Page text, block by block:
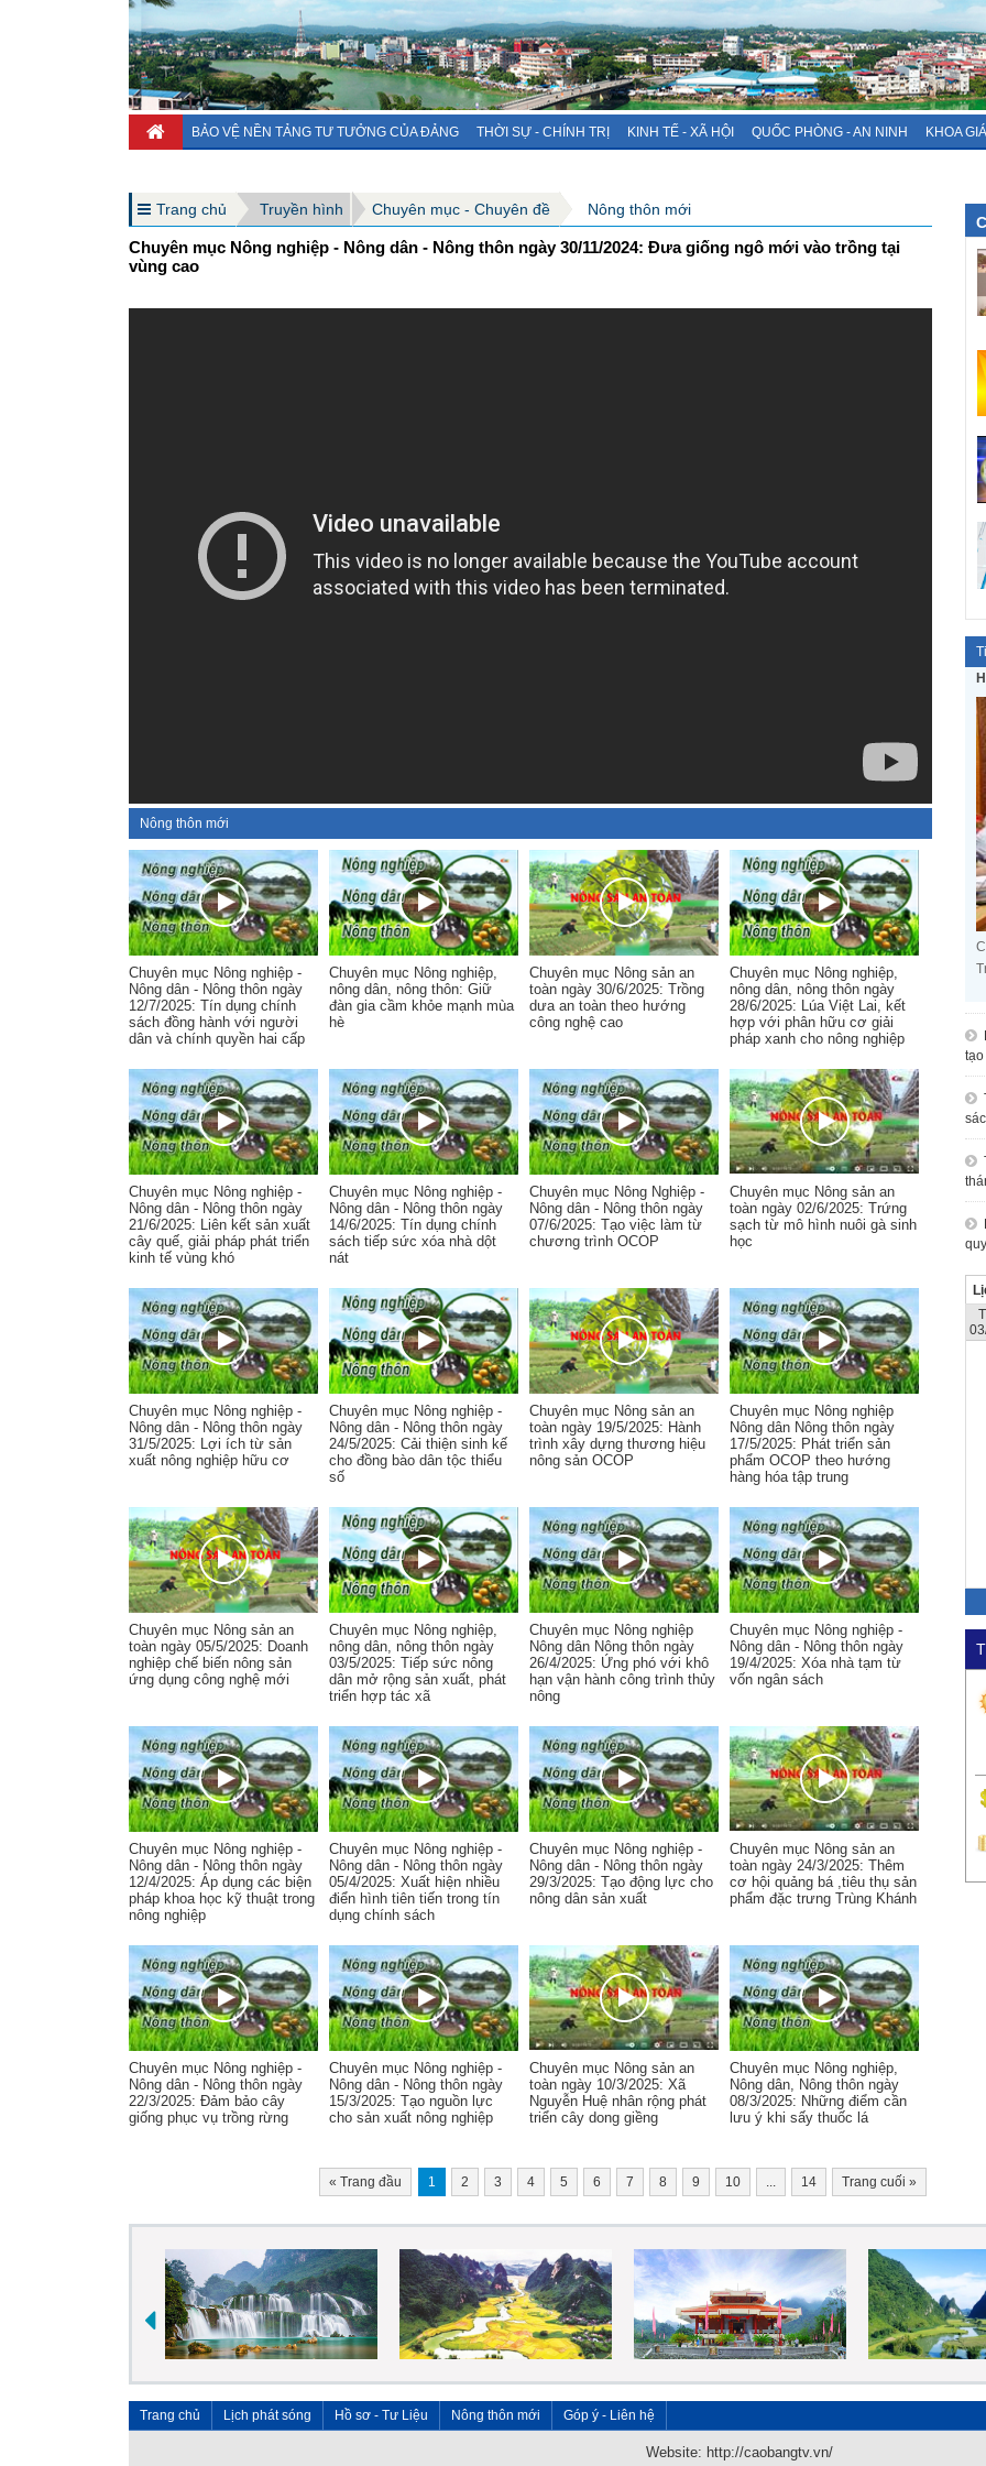
BẢO VỆ NỀN TẢNG TƯ TƯỞNG CỦA ĐẢNG THỜI SỰ - CHÍNH TRỊ KINH TẾ - XÃ HỘI QUỐC PHÒNG - AN NINH KHOA
Trang chủ Truyền hình Chuyên mục - Chuyên đề Nông thôn mới
Chuyên mục Nông nghiệp - Nông dân - Nông thôn ngày 30/11/2024: Đưa giống ngô mới vào trồng tại
vùng cao​
Nông thôn mới
Chuyên mục Nông nghiệp -
Nông dân - Nông thôn ngày
12/7/2025: Tín dụng chính
sách đồng hành với người
dân và chính quyền hai cấp
Chuyên mục Nông nghiệp,
nông dân, nông thôn: Giữ
đàn gia cầm khỏe mạnh mùa
hè
Chuyên mục Nông sản an
toàn ngày 30/6/2025: Trồng
dưa an toàn theo hướng
công nghệ cao
Chuyên mục Nông nghiệp,
nông dân, nông thôn ngày
28/6/2025: Lúa Việt Lai, kết
hợp với phân hữu cơ giải
pháp xanh cho nông nghiệp
Chuyên mục Nông nghiệp -
Nông dân - Nông thôn ngày
21/6/2025: Liên kết sản xuất
cây quế, giải pháp phát triển
kinh tế vùng khó
Chuyên mục Nông nghiệp -
Nông dân - Nông thôn ngày
14/6/2025: Tín dụng chính
sách tiếp sức xóa nhà dột
nát
Chuyên mục Nông Nghiệp -
Nông dân - Nông thôn ngày
07/6/2025: Tạo việc làm từ
chương trình OCOP
Chuyên mục Nông sản an
toàn ngày 02/6/2025: Trứng
sạch từ mô hình nuôi gà sinh
học
Chuyên mục Nông nghiệp -
Nông dân - Nông thôn ngày
31/5/2025: Lợi ích từ sản
xuất nông nghiệp hữu cơ
Chuyên mục Nông nghiệp -
Nông dân - Nông thôn ngày
24/5/2025: Cải thiện sinh kế
cho đồng bào dân tộc thiểu
số
Chuyên mục Nông sản an
toàn ngày 19/5/2025: Hành
trình xây dựng thương hiệu
nông sản OCOP
Chuyên mục Nông nghiệp
Nông dân Nông thôn ngày
17/5/2025: Phát triển sản
phẩm OCOP theo hướng
hàng hóa tập trung
Chuyên mục Nông sản an
toàn ngày 05/5/2025: Doanh
nghiệp chế biến nông sản
ứng dụng công nghệ mới
Chuyên mục Nông nghiệp,
nông dân, nông thôn ngày
03/5/2025: Tiếp sức nông
dân mở rộng sản xuất, phát
triển hợp tác xã
Chuyên mục Nông nghiệp
Nông dân Nông thôn ngày
26/4/2025: Ứng phó với khô
hạn vận hành công trình thủy
nông
Chuyên mục Nông nghiệp -
Nông dân - Nông thôn ngày
19/4/2025: Xóa nhà tạm từ
vốn ngân sách
Chuyên mục Nông nghiệp -
Nông dân - Nông thôn ngày
12/4/2025: Áp dụng các biện
pháp khoa học kỹ thuật trong
nông nghiệp
Chuyên mục Nông nghiệp -
Nông dân - Nông thôn ngày
05/4/2025: Xuất hiện nhiều
điển hình tiên tiến trong tín
dụng chính sách
Chuyên mục Nông nghiệp -
Nông dân - Nông thôn ngày
29/3/2025: Tạo động lực cho
nông dân sản xuất
Chuyên mục Nông sản an
toàn ngày 24/3/2025: Thêm
cơ hội quảng bá ,tiêu thụ sản
phẩm đặc trưng Trùng Khánh
Chuyên mục Nông nghiệp -
Nông dân - Nông thôn ngày
22/3/2025: Đảm bảo cây
giống phục vụ trồng rừng
Chuyên mục Nông nghiệp -
Nông dân - Nông thôn ngày
15/3/2025: Tạo nguồn lực
cho sản xuất nông nghiệp
Chuyên mục Nông sản an
toàn ngày 10/3/2025: Xã
Nguyễn Huệ nhân rộng phát
triển cây dong giềng
Chuyên mục Nông nghiệp,
Nông dân, Nông thôn ngày
08/3/2025: Những điểm cần
lưu ý khi sấy thuốc lá
« Trang đầu 1 2 3 4 5 6 7 8 9 10 ... 14 Trang cuối »
Trang chủ Lịch phát sóng Hồ sơ - Tư Liệu Nông thôn mới Góp ý - Liên hệ
Website: http://caobangtv.vn/